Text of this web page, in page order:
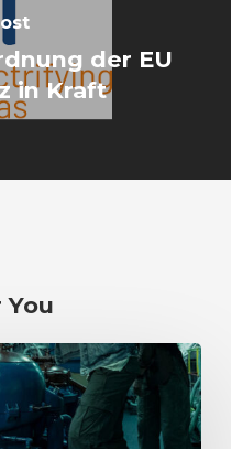
der EU
in Kraft